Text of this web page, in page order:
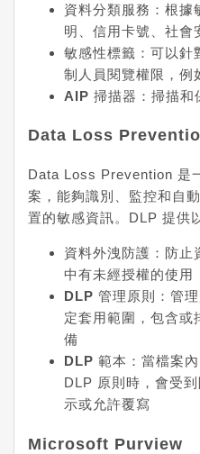
資料分類服務 ：根
明、信用卡號、社會
敏感性標籤 ：可以
制人員閱覽權限，例
AIP 掃描器 ：掃描
Data Loss
Data Loss Prevention 是
案，能夠識別、監控和自
置的敏感資訊。DLP 提供
資料外洩防護 ：防
中有未經授權的使用
DLP 管理原則
：管
定套用範圍，包含或
備
DLP 範本 ：當檔案
DLP 原則時，會受
示或允許覆寫
Microsoft Purview